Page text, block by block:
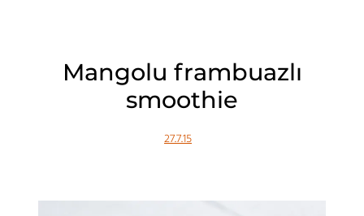
Mangolu frambuazlı
smoothie
27.7.15